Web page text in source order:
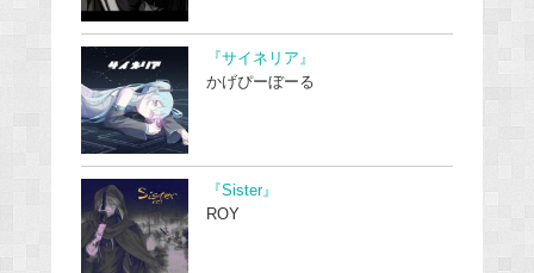
『サイネリア』
かげぴーぼーる
『Sister』
ROY